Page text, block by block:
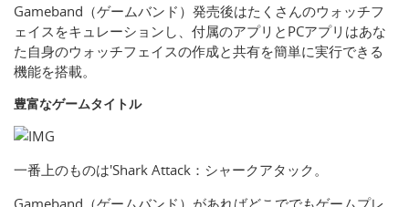
Gameband（ゲームバンド）発売後はたくさんのウォッチフ
ェイスをキュレーションし、付属のアプリとPCアプリはあな
た自身のウォッチフェイスの作成と共有を簡単に実行できる
機能を搭載。
豊富なゲームタイトル
一番上のものは'Shark Attack：シャークアタック。
Gameband（ゲームバンド）があればどこででもゲームプレ